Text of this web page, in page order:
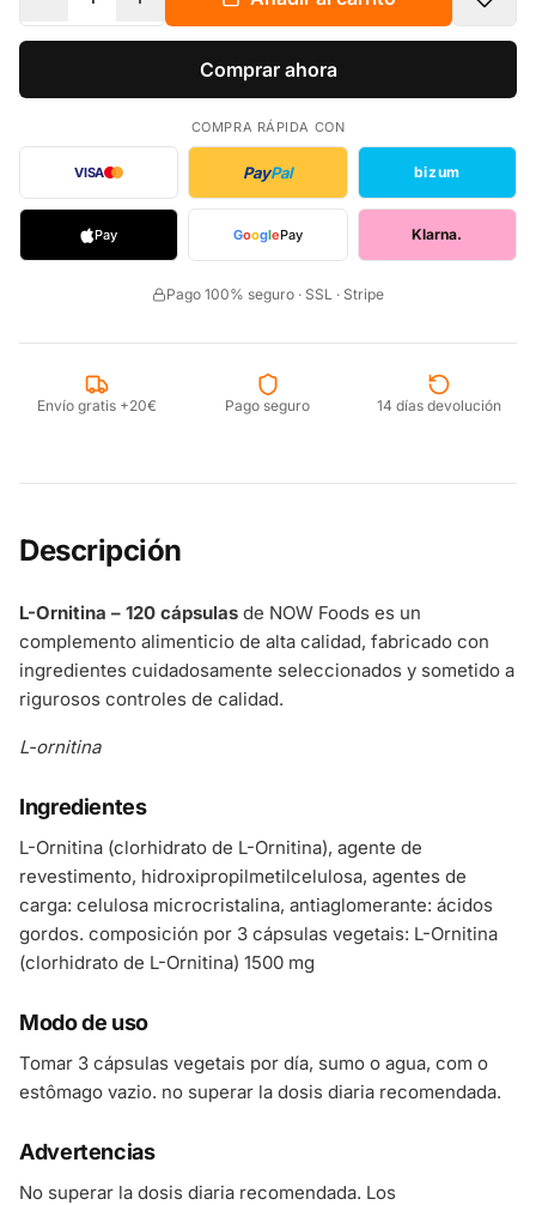
Comprar ahora
COMPRA RÁPIDA CON
VISA PayPal bizum
Pay GooglePay Klarna.
Pago 100% seguro · SSL · Stripe
Envío gratis +20€ Pago seguro 14 días devolución
Descripción
L-Ornitina – 120 cápsulas de NOW Foods es un
complemento alimenticio de alta calidad, fabricado con
ingredientes cuidadosamente seleccionados y sometido a
rigurosos controles de calidad.
L-ornitina
Ingredientes
L-Ornitina (clorhidrato de L-Ornitina), agente de
revestimento, hidroxipropilmetilcelulosa, agentes de
carga: celulosa microcristalina, antiaglomerante: ácidos
gordos. composición por 3 cápsulas vegetais: L-Ornitina
(clorhidrato de L-Ornitina) 1500 mg
Modo de uso
Tomar 3 cápsulas vegetais por día, sumo o agua, com o
estômago vazio. no superar la dosis diaria recomendada.
Advertencias
No superar la dosis diaria recomendada. Los